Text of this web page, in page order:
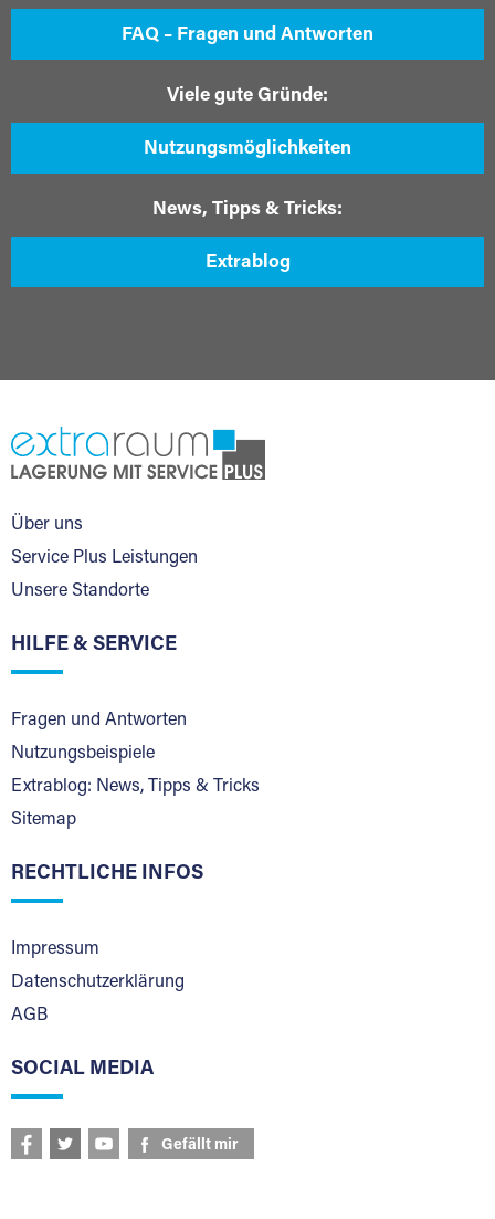
FAQ – Fragen und Antworten
Viele gute Gründe:
Nutzungsmöglichkeiten
News, Tipps & Tricks:
Extrablog
Über uns
Service Plus Leistungen
Unsere Standorte
HILFE & SERVICE
Fragen und Antworten
Nutzungsbeispiele
Extrablog: News, Tipps & Tricks
Sitemap
RECHTLICHE INFOS
Impressum
Datenschutzerklärung
AGB
SOCIAL MEDIA
Gefällt mir